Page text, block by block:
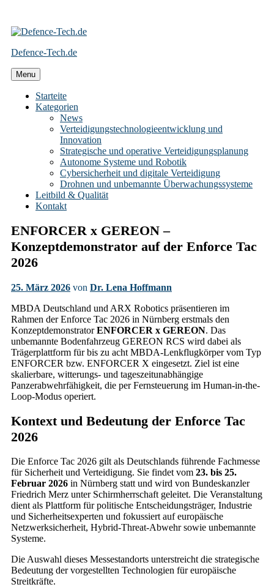
Skip
content
Defence-Tech.de
Menu
Starteite
Kategorien
News
Verteidigungstechnologieentwicklung und
Innovation
Strategische und operative Verteidigungsplanung
Autonome Systeme und Robotik
Cybersicherheit und digitale Verteidigung
Drohnen und unbemannte Überwachungssysteme
Leitbild & Qualität
Kontakt
ENFORCER x GEREON –
Konzeptdemonstrator auf der Enforce Tac
2026
25. März 2026 von Dr. Lena Hoffmann
MBDA Deutschland und ARX Robotics präsentieren im
Rahmen der Enforce Tac 2026 in Nürnberg erstmals den
KonzeptdemonstratorENFORCER x GEREON. Das
unbemannte Bodenfahrzeug GEREON RCS wird dabei als
Trägerplattform für bis zu acht MBDA-Lenkflugkörper vom Typ
ENFORCER bzw. ENFORCER X eingesetzt. Ziel ist eine
skalierbare, witterungs- und tageszeitunabhängige
Panzerabwehrfähigkeit, die per Fernsteuerung im Human-in-the-
Loop-Modus operiert.
Kontext und Bedeutung der Enforce Tac
2026
Die Enforce Tac 2026 gilt als Deutschlands führende Fachmesse
für Sicherheit und Verteidigung. Sie findet vom 23. bis 25.
Februar 2026 in Nürnberg statt und wird von Bundeskanzler
Friedrich Merz unter Schirmherrschaft geleitet. Die Veranstaltung
dient als Plattform für politische Entscheidungsträger, Industrie
und Sicherheitsexperten und fokussiert auf europäische
Netzwerksicherheit, Hybrid-Threat-Abwehr sowie unbemannte
Systeme.
Die Auswahl dieses Messestandorts unterstreicht die strategische
Bedeutung der vorgestellten Technologien für europäische
Streitkräfte.